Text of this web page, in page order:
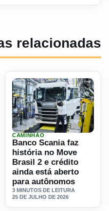
relacionadas
no Scania há 18 anos e
Ler materia: Banco Scania
CAMINHÃO
Banco Scania faz
história no Move
Brasil 2 e crédito
ainda está aberto
para autônomos
3 MINUTOS DE LEITURA
25 DE JULHO DE 2026